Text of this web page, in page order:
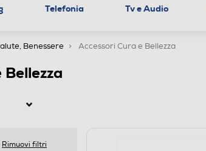
Telefonia Tv e Audio
Benessere Accessori Cura e Bellezza
Rimuovi filtri